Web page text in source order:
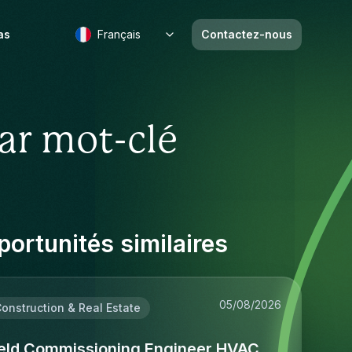
Français Contactez-nous
mot-clé
similaires
& Real Estate 05/08/2026